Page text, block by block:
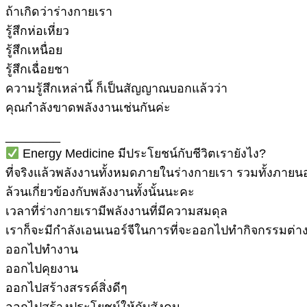
ถ้าเกิดว่าร่างกายเรา
รู้สึกห่อเหี่ยว
รู้สึกเหนื่อย
รู้สึกเฉื่อยชา
ความรู้สึกเหล่านี้ ก็เป็นสัญญาณบอกแล้วว่า
คุณกำลังขาดพลังงานเช่นกันค่ะ
Energy Medicine มีประโยชน์กับชีวิตเรายังไง?
ที่จริงแล้วพลังงานทั้งหมดภายในร่างกายเรา รวมทั้งภายน
ล้วนเกี่ยวข้องกับพลังงานทั้งนั้นนะคะ
เวลาที่ร่างกายเรามีพลังงานที่มีความสมดุล
เราก็จะมีกำลังเอนเนอร์จีในการที่จะออกไปทำกิจกรรมต่า
ออกไปทำงาน
ออกไปคุยงาน
ออกไปสร้างสรรค์สิ่งดีๆ